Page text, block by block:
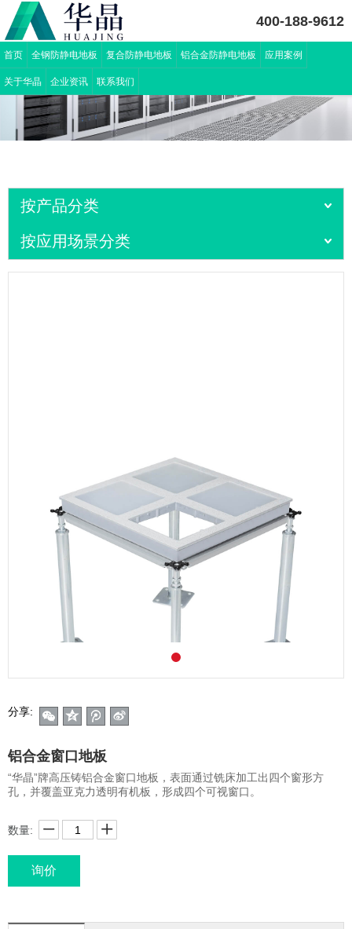
400-188-9612
首页 全钢防静电地板 复合防静电地板 铝合金防静电地板 应用案例
关于华晶 企业资讯 联系我们
按产品分类
按应用场景分类
分享:
铝合金窗口地板
“华晶”牌高压铸铝合金窗口地板，表面通过铣床加工出四个窗形方
孔，并覆盖亚克力透明有机板，形成四个可视窗口。
数量:
询价